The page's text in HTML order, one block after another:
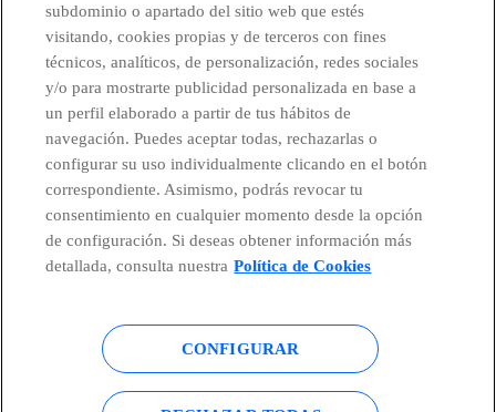
Telefónica en redes sociales
Canal de Denuncias
Centro Global Transparencia
Política de cookies Aviso legal
Accesibilidad Política de privacidad
subdominio o apartado del sitio web que estés
visitando, cookies propias y de terceros con fines
técnicos, analíticos, de personalización, redes sociales
y/o para mostrarte publicidad personalizada en base a
un perfil elaborado a partir de tus hábitos de
navegación. Puedes aceptar todas, rechazarlas o
configurar su uso individualmente clicando en el botón
correspondiente. Asimismo, podrás revocar tu
consentimiento en cualquier momento desde la opción
de configuración. Si deseas obtener información más
detallada, consulta nuestra Política de Cookies
CONFIGURAR